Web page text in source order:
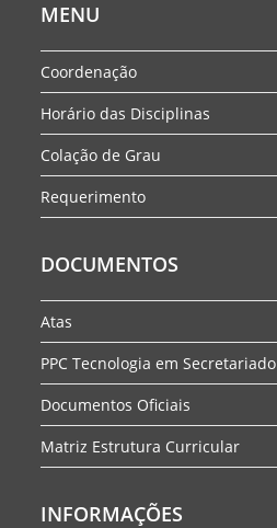
MENU
Coordenação
Horário das Disciplinas
Colação de Grau
Requerimento
DOCUMENTOS
Atas
PPC Tecnologia em Secretariado
Documentos Oficiais
Matriz Estrutura Curricular
INFORMAÇÕES